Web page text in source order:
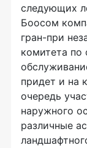
следующих
Боосом
гран-при
комитета по
придет и на
очередь
наружного
различные